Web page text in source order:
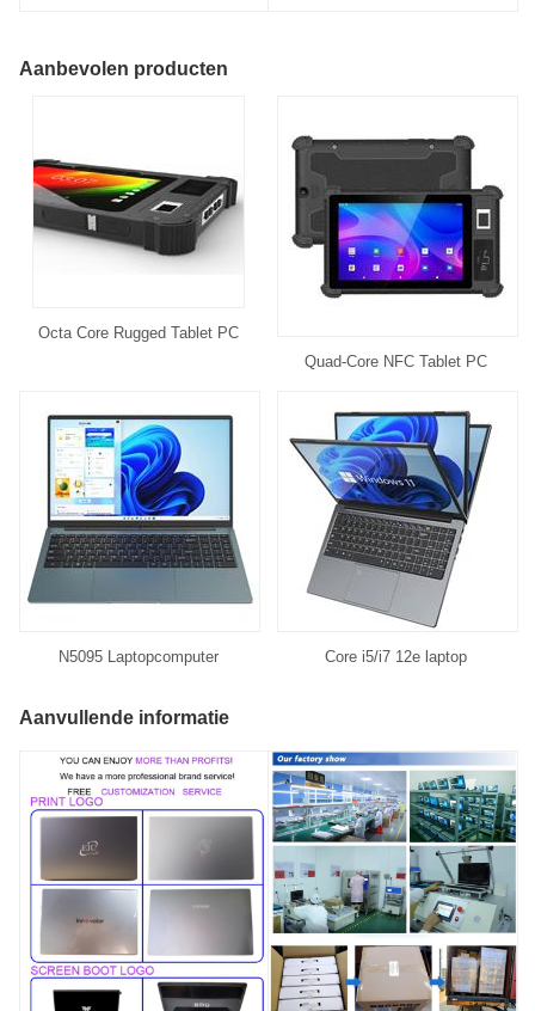
Aanbevolen producten
Octa Core Rugged Tablet PC
Quad-Core NFC Tablet PC
N5095 Laptopcomputer Core i5/i7 12e laptop
Aanvullende informatie